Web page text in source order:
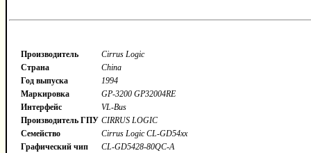
Производитель
Cirrus Logic
Страна
China
Год выпуска
1994
Маркировка
GP-3200 GP32004RE
Интерфейс
VL-Bus
Производитель ГПУ CIRRUS LOGIC
Семейство
Cirrus Logic CL-GD54xx
Графический чип
CL-GD5428-80QC-A